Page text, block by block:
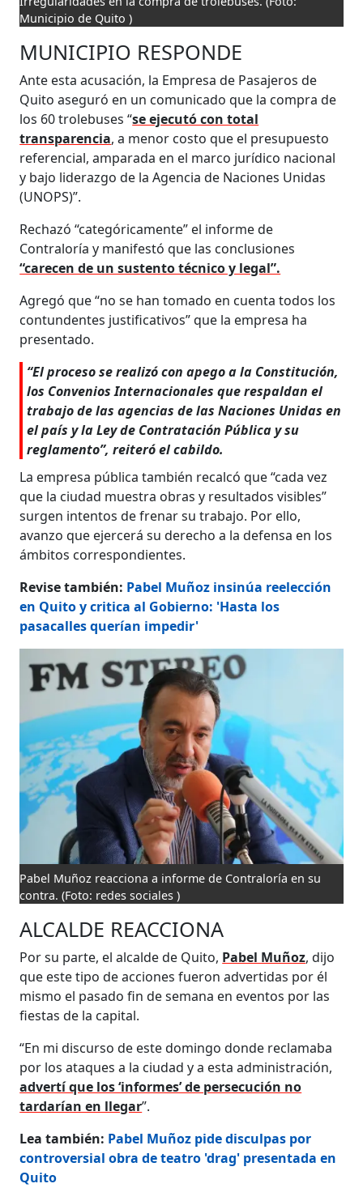
Municipio de Quito )
MUNICIPIO RESPONDE
Ante esta acusación, la Empresa de Pasajeros de
Quito aseguró en un comunicado que la compra de
los 60 trolebuses “se ejecutó con total
transparencia, a menor costo que el presupuesto
referencial, amparada en el marco jurídico nacional
y bajo liderazgo de la Agencia de Naciones Unidas
(UNOPS)”.
Rechazó “categóricamente” el informe de
Contraloría y manifestó que las conclusiones
“carecen de un sustento técnico y legal”.
Agregó que “no se han tomado en cuenta todos los
contundentes justificativos” que la empresa ha
presentado.
“El proceso se realizó con apego a la Constitución,
los Convenios Internacionales que respaldan el
trabajo de las agencias de las Naciones Unidas en
el país y la Ley de Contratación Pública y su
reglamento”, reiteró el cabildo.
La empresa pública también recalcó que “cada vez
que la ciudad muestra obras y resultados visibles”
surgen intentos de frenar su trabajo. Por ello,
avanzo que ejercerá su derecho a la defensa en los
ámbitos correspondientes.
Revise también: Pabel Muñoz insinúa reelección
en Quito y critica al Gobierno: 'Hasta los
pasacalles querían impedir'
Pabel Muñoz reacciona a informe de Contraloría en su
contra.(Foto: redes sociales )
ALCALDE REACCIONA
Por su parte, el alcalde de Quito, Pabel Muñoz, dijo
que este tipo de acciones fueron advertidas por él
mismo el pasado fin de semana en eventos por las
fiestas de la capital.
“En mi discurso de este domingo donde reclamaba
por los ataques a la ciudad y a esta administración,
advertí que los ‘informes’ de persecución no
tardarían en llegar”.
Lea también: Pabel Muñoz pide disculpas por
controversial obra de teatro 'drag' presentada en
Quito